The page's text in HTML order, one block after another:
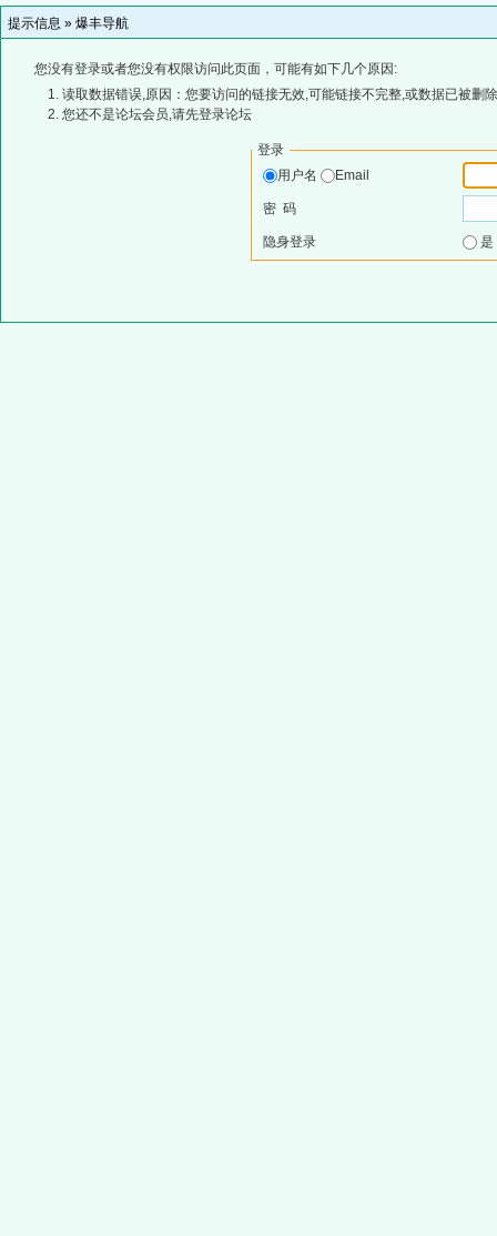
提示信息 » 爆丰导航
您没有登录或者您没有权限访问此页面，可能有如下几个原因:
读取数据错误,原因：您要访问的链接无效,可能链接不完整,或数据已被删
您还不是论坛会员,请先登录论坛
登录
用户名
Email
密 码
隐身登录